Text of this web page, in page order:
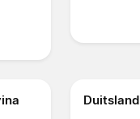
Duitsland